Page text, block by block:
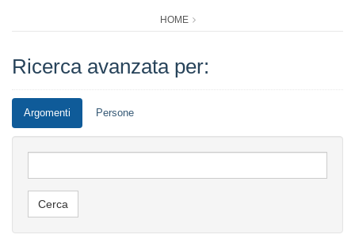
HOME
Ricerca avanzata per:
Argomenti Persone